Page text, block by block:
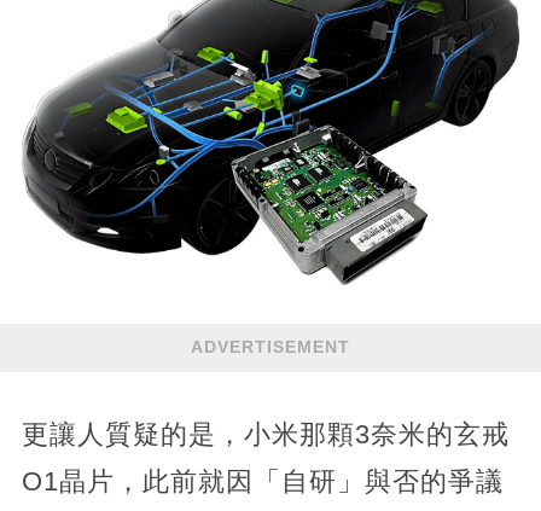
ADVERTISEMENT
更讓人質疑的是，小米那顆3奈米的玄戒
O1晶片，此前就因「自研」與否的爭議